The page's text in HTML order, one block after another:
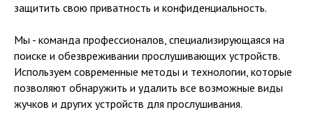
защитить свою приватность и конфиденциальность.
Мы - команда профессионалов, специализирующаяся на
поиске и обезвреживании прослушивающих устройств.
Используем современные методы и технологии, которые
позволяют обнаружить и удалить все возможные виды
жучков и других устройств для прослушивания.